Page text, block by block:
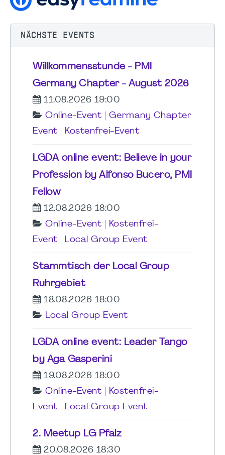
NÄCHSTE EVENTS
Willkommensstunde - PMI
Germany Chapter - August 2026
11.08.2026 19:00
Online-Event
Germany Chapter
Event
Kostenfrei-Event
LGDA online event: Believe in your
Profession by Alfonso Bucero, PMI
Fellow
12.08.2026 18:00
Online-Event
Kostenfrei-
Event
Local Group Event
Stammtisch der Local Group
Ruhrgebiet
18.08.2026 18:00
Local Group Event
LGDA online event: Leader Tango
by Aga Gasperini
19.08.2026 18:00
Online-Event
Kostenfrei-
Event
Local Group Event
2. Meetup LG Pfalz
20.08.2026 18:30